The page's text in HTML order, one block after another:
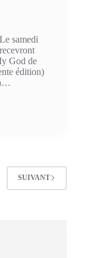
samedi
God de
édition)
SUIVANT